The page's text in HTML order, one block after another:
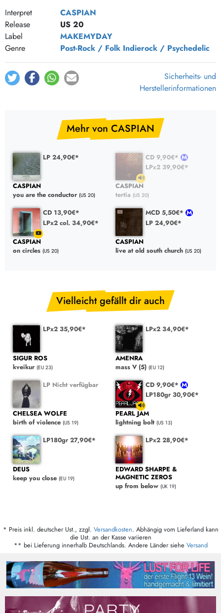
Interpret
CASPIAN
Release
US 20
Label
MAKEMYDAY
Genre
Post-Rock / Folk Indierock / Psychedelic
Sicherheits- und
Herstellerinformationen
Mehr von CASPIAN
LP 24,90€*
CASPIAN
you are the conductor (US 20)
CD 9,90€*
LPx2 39,90€*
CASPIAN
tertia (US 20)
CD 13,90€*
LPx2 col. 34,90€*
CASPIAN
on circles (US 20)
MCD 5,50€*
LP 24,90€*
CASPIAN
live at old south church (US 20)
Vielleicht gefällt dir auch
LPx2 35,90€*
SIGUR ROS
kveikur (EU 23)
LPx2 34,90€*
AMENRA
mass V (5) (EU 12)
LP Nicht verfügbar
CHELSEA WOLFE
birth of violence (US 19)
CD 9,90€*
LP180gr 30,90€*
PEARL JAM
lightning bolt (US 13)
LP180gr 27,90€*
DEUS
keep you close (EU 19)
LPx2 28,90€*
EDWARD SHARPE &
MAGNETIC ZEROS
up from below (UK 19)
* Preis inkl. deutscher Ust., zzgl. Versandkosten. Abhängig vom Lieferland kann
die Ust. an der Kasse variieren
** bei Lieferung innerhalb Deutschlands. Andere Länder siehe Versand